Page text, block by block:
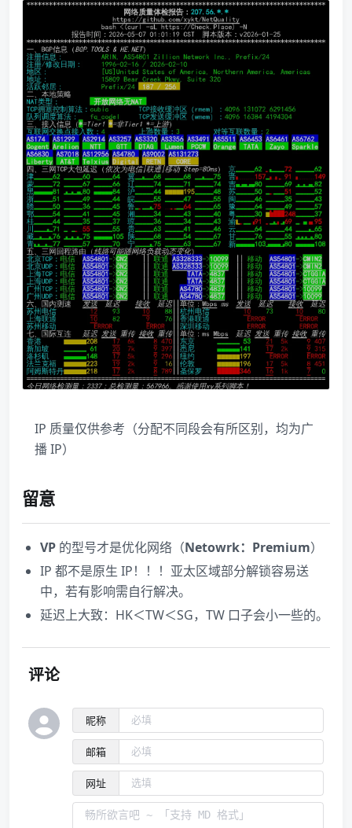
IP 质量仅供参考（分配不同段会有所区别，均为广
播 IP）
留意
VP 的型号才是优化网络（Netowrk：Premium）
IP 都不是原生 IP！！！亚太区域部分解锁容易送
中，若有影响需自行解决。
延迟上大致：HK＜TW＜SG，TW 口子会小一些的。
评论
昵称
邮箱
网址